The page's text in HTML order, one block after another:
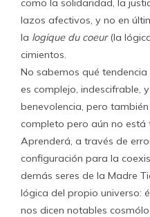
como la solidaridad, la
lazos afectivos, y no en
la logique du coeur(la
cimientos.
No sabemos qué
es complejo, indescifrable,
benevolencia, pero
completo pero aún no está
Aprenderá, a través de
configuración para la
demás seres de la Madre
lógica del propio universo:
nos dicen notables